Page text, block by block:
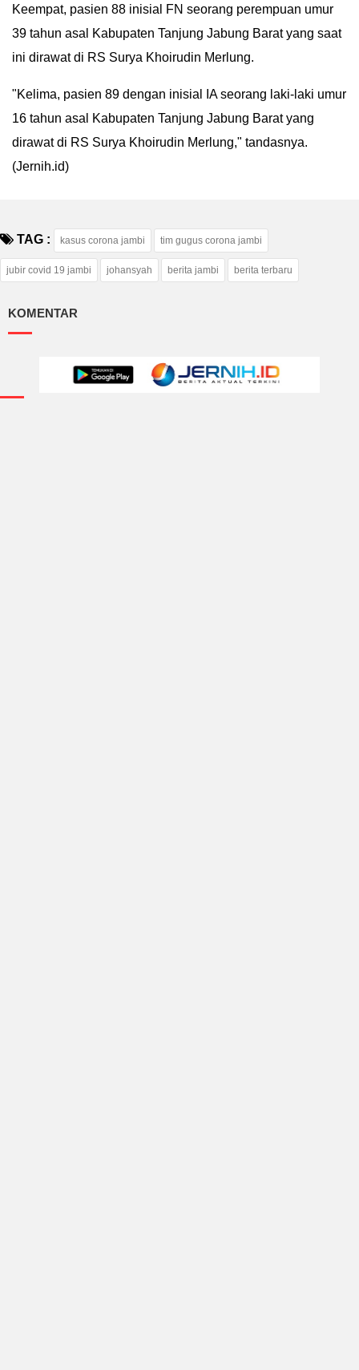
Keempat, pasien 88 inisial FN seorang perempuan umur
39 tahun asal Kabupaten Tanjung Jabung Barat yang saat
ini dirawat di RS Surya Khoirudin Merlung.
"Kelima, pasien 89 dengan inisial IA seorang laki-laki umur
16 tahun asal Kabupaten Tanjung Jabung Barat yang
dirawat di RS Surya Khoirudin Merlung," tandasnya.
(Jernih.id)
TAG : kasus corona jambi tim gugus corona jambi
jubir covid 19 jambi johansyah berita jambi berita terbaru
KOMENTAR